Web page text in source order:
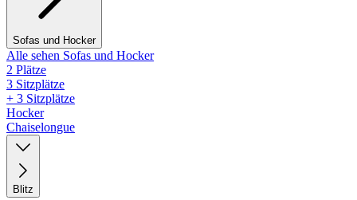
Sofas und Hocker
Alle sehen Sofas und Hocker
2 Plätze
3 Sitzplätze
+ 3 Sitzplätze
Hocker
Chaiselongue
Blitz